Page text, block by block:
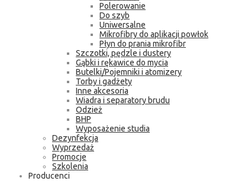
Polerowanie
Do szyb
Uniwersalne
Mikrofibry do aplikacji powłok
Płyn do prania mikrofibr
Szczotki, pędzle i dustery
Gąbki i rękawice do mycia
Butelki/Pojemniki i atomizery
Torby i gadżety
Inne akcesoria
Wiadra i separatory brudu
Odzież
BHP
Wyposażenie studia
Dezynfekcja
Wyprzedaż
Promocje
Szkolenia
Producenci